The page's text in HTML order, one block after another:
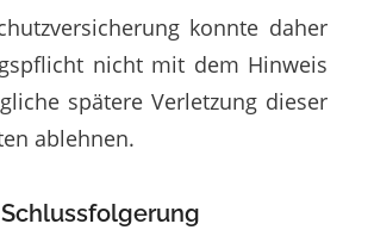
konnte daher
nicht mit dem Hinweis
spätere Verletzung dieser
ablehnen.
Schlussfolgerung